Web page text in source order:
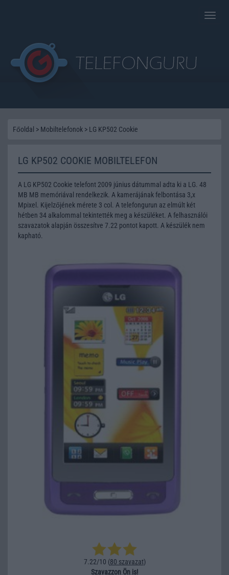
Toggle
Főoldal > Mobiltelefonok > LG KP502 Cookie
LG KP502 COOKIE MOBILTELEFON
A LG KP502 Cookie telefont 2009 június dátummal adta ki a LG. 48
MB MB memóriával rendelkezik. A kamerájának felbontása 3,x
Mpixel. Kijelzőjének mérete 3 col. A telefongurun az elmúlt két
hétben 34 alkalommal tekintették meg a készüléket. A felhasználói
szavazatok alapján összesítve 7.22 pontot kapott. A készülék nem
kapható.
7.22/10 (80 szavazat)
Szavazzon Ön is!